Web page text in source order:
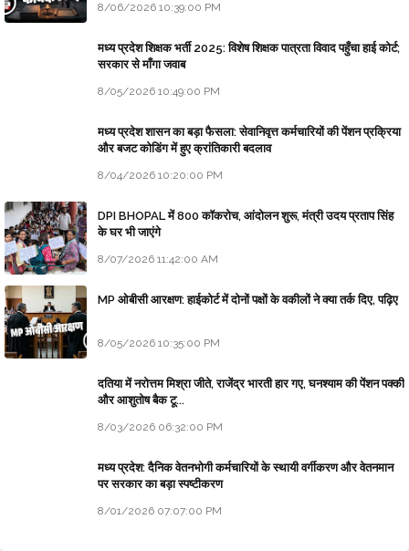
8/06/2026 10:39:00 PM
मध्य प्रदेश शिक्षक भर्ती 2025: विशेष शिक्षक पात्रता विवाद पहुँचा हाई कोर्ट;
सरकार से माँगा जवाब
8/05/2026 10:49:00 PM
मध्य प्रदेश शासन का बड़ा फैसला: सेवानिवृत्त कर्मचारियों की पेंशन प्रक्रिया
और बजट कोडिंग में हुए क्रांतिकारी बदलाव
8/04/2026 10:20:00 PM
DPI BHOPAL में 800 कॉकरोच, आंदोलन शुरू, मंत्री उदय प्रताप सिंह
के घर भी जाएंगे
8/07/2026 11:42:00 AM
MP ओबीसी आरक्षण: हाईकोर्ट में दोनों पक्षों के वकीलों ने क्या तर्क दिए, पढ़िए
8/05/2026 10:35:00 PM
दतिया में नरोत्तम मिश्रा जीते, राजेंद्र भारती हार गए, घनश्याम की पेंशन पक्की
और आशुतोष बैक टू...
8/03/2026 06:32:00 PM
मध्य प्रदेश: दैनिक वेतनभोगी कर्मचारियों के स्थायी वर्गीकरण और वेतनमान
पर सरकार का बड़ा स्पष्टीकरण
8/01/2026 07:07:00 PM